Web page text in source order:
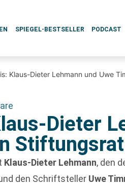
SPIEGEL-BESTSELLER PODCAST
Klaus-Dieter Lehmann und Uwe
Dieter
Klaus-Dieter Lehmann, den
den Schriftsteller Uwe